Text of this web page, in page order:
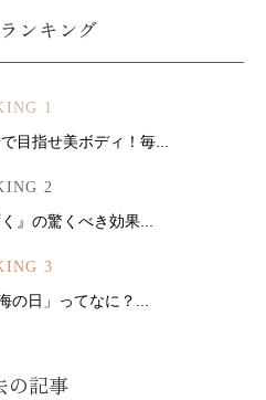
ンキング
1
目指せ美ボディ！毎...
2
』の驚くべき効果...
3
の日」ってなに？...
の記事